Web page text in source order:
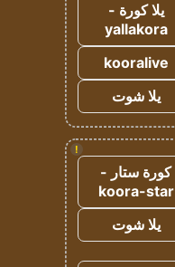
يلا كورة -
yallakora
kooralive
يلا شوت
!
كورة ستار -
koora-star
يلا شوت